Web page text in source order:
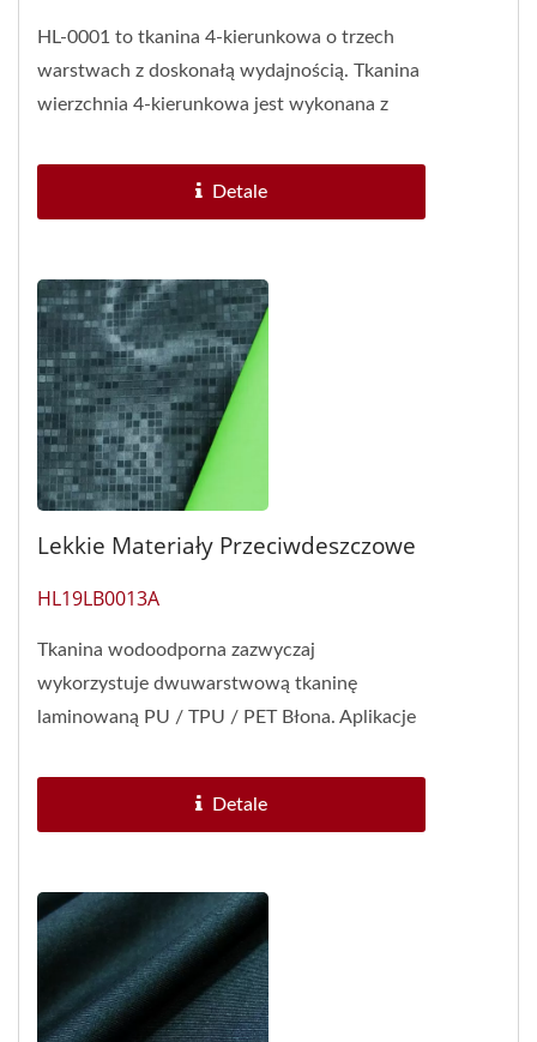
HL-0001 to tkanina 4-kierunkowa o trzech
warstwach z doskonałą wydajnością. Tkanina
wierzchnia 4-kierunkowa jest wykonana z
Detale
Lekkie Materiały Przeciwdeszczowe
HL19LB0013A
Tkanina wodoodporna zazwyczaj
wykorzystuje dwuwarstwową tkaninę
laminowaną PU / TPU / PET Błona. Aplikacje
Detale